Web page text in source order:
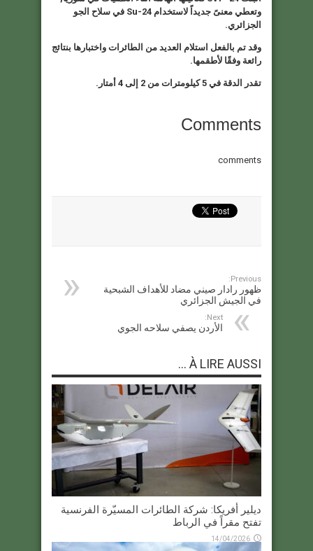
وتعطي معنىً جديداً لاستخدام Su-24 في سلاح الجو
الجزائري.
وقد تم بالفعل استلام العديد من الطائرات واختبارها بنتائج
رائعة وفقًا لأطقمها.
تقدر الدقة في 5 كيلومترات من 2 إلى 4 أمتار.
Comments
comments
Previous:
ظهور رادار صيني مضاد للأهداف الشبحية
في الجيش الجزائري
Next:
الأردن يصفي سلاحه الجوي
À LIRE AUSSI ...
ديلير أفريكا: شركة الطائرات المسيّرة الفرنسية
تفتح مقراً في الرباط
14/04/2026